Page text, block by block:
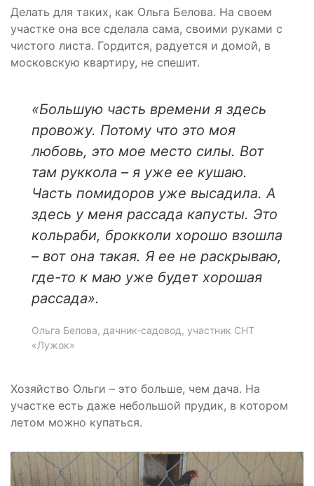
Делать для таких, как Ольга Белова. На своем
участке она все сделала сама, своими руками с
чистого листа. Гордится, радуется и домой, в
московскую квартиру, не спешит.
«Большую часть времени я здесь
провожу. Потому что это моя
любовь, это мое место силы. Вот
там руккола – я уже ее кушаю.
Часть помидоров уже высадила. А
здесь у меня рассада капусты. Это
кольраби, брокколи хорошо взошла
– вот она такая. Я ее не раскрываю,
где-то к маю уже будет хорошая
рассада».
Ольга Белова, дачник-садовод, участник СНТ
«Лужок»
Хозяйство Ольги – это больше, чем дача. На
участке есть даже небольшой прудик, в котором
летом можно купаться.